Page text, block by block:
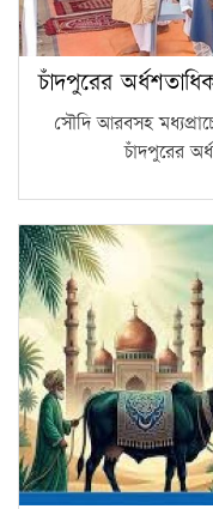
চাঁদপুরের
সৌদি আরবসহ
চাঁদপুরের